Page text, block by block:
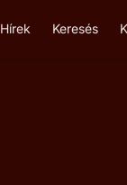
Hírek Keresés